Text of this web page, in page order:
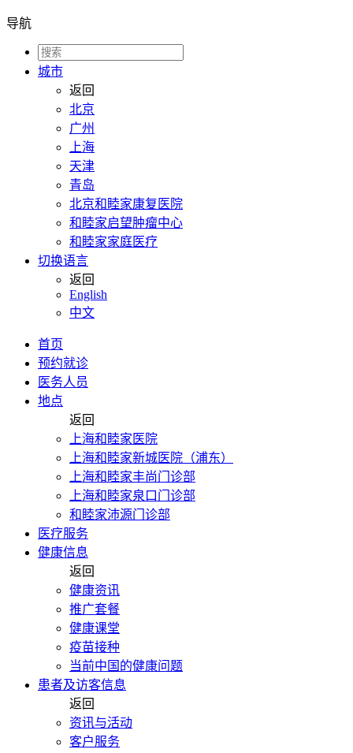
导航
城市
返回
北京
广州
上海
天津
青岛
北京和睦家康复医院
和睦家启望肿瘤中心
和睦家家庭医疗
切换语言
返回
English
中文
首页
预约就诊
医务人员
地点
返回
上海和睦家医院
上海和睦家新城医院（浦东）
上海和睦家丰尚门诊部
上海和睦家泉口门诊部
和睦家沛源门诊部
医疗服务
健康信息
返回
健康资讯
推广套餐
健康课堂
疫苗接种
当前中国的健康问题
患者及访客信息
返回
资讯与活动
客户服务